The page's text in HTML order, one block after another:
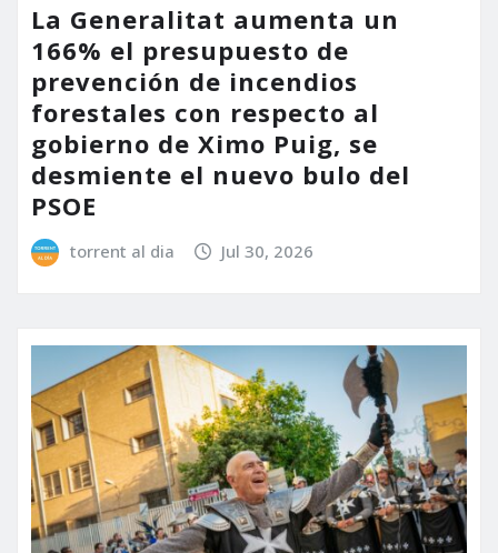
La Generalitat aumenta un
166% el presupuesto de
prevención de incendios
forestales con respecto al
gobierno de Ximo Puig, se
desmiente el nuevo bulo del
PSOE
torrent al dia Jul 30, 2026